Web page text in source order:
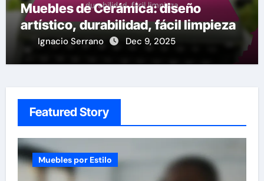
Muebles de Cerámica: diseño
artístico, durabilidad, fácil limpieza
Ignacio Serrano Dec 9, 2025
Featured Story
Muebles por Estilo